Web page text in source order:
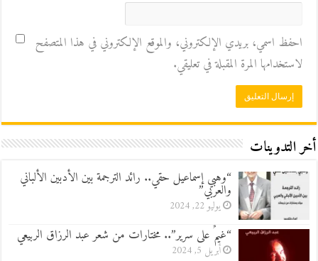
احفظ اسمي، بريدي الإلكتروني، والموقع الإلكتروني في هذا المتصفح
لاستخدامها المرة المقبلة في تعليقي.
أخر التدوينات
“وهبي إسماعيل حقي.. رائد الترجمة بين الأدبين الألباني
والعربي”
يوليو 22, 2024
“غيمٌ على سرير”.. مختارات من شعر عبد الرزاق الربيعي
أبريل 5, 2024